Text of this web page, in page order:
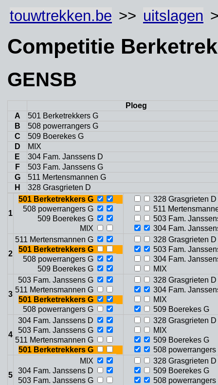
touwtrekken.be >> uitslagen
Competitie
GENSB
Ploeg
A
501 Berketrekkers G
B
508 powerrangers G
C
509 Boerekes G
D
MIX
E
304 Fam. Janssens D
F
503 Fam. Janssens G
G
511 Mertensmannen G
H
328 Grasgrieten D
1
501 Berketrekkers G
508 powerrangers G
509 Boerekes G
MIX
328 Grasgrieten D
511
503 Fam.
304 Fam.
2
511 Mertensmannen G
501 Berketrekkers G
508 powerrangers G
509 Boerekes G
328 Grasgrieten D
503 Fam.
304 Fam.
MIX
3
503 Fam. Janssens G
511 Mertensmannen G
501 Berketrekkers G
508 powerrangers G
328 Grasgrieten D
304 Fam.
MIX
509 Boerekes G
4
304 Fam. Janssens D
503 Fam. Janssens G
511 Mertensmannen G
501 Berketrekkers G
328 Grasgrieten D
MIX
509 Boerekes G
508 powerrangers
5
MIX
304 Fam. Janssens D
503 Fam. Janssens G
328 Grasgrieten D
509 Boerekes G
508 powerrangers